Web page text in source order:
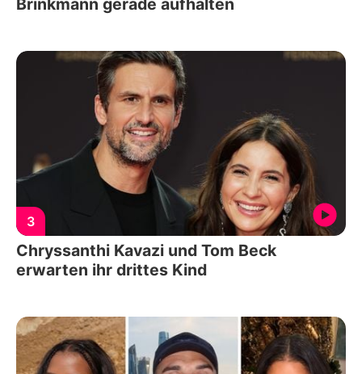
3
Chryssanthi Kavazi und Tom Beck
erwarten ihr drittes Kind